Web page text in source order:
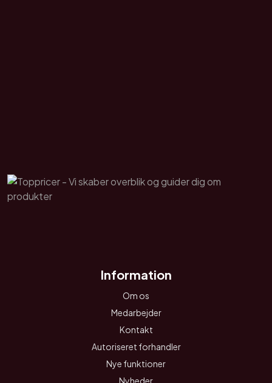
Information
Om os
Medarbejder
Kontakt
Autoriseret forhandler
Nye funktioner